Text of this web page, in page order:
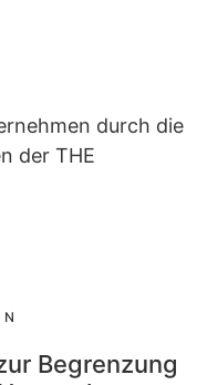
durch die
der THE
Begrenzung